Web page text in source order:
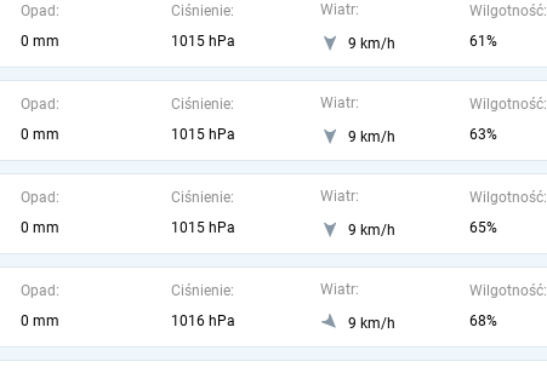
Opad:
0 mm
Ciśnienie:
1015 hPa
Wiatr:
9 km/h
Wilgotność:
61%
Opad:
0 mm
Ciśnienie:
1015 hPa
Wiatr:
9 km/h
Wilgotność:
63%
Opad:
0 mm
Ciśnienie:
1015 hPa
Wiatr:
9 km/h
Wilgotność:
65%
Opad:
0 mm
Ciśnienie:
1016 hPa
Wiatr:
9 km/h
Wilgotność:
68%